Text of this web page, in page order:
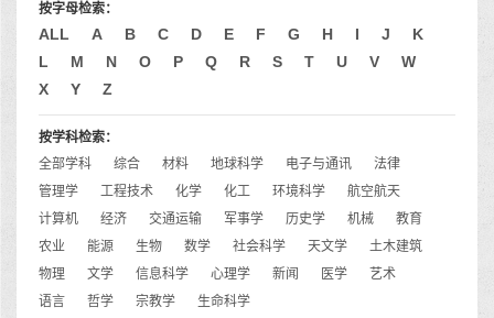
按字母检索：
ALL A B C D E F G H I J
K
L
M N O P Q R S T U V
W
X
Y Z
按学科检索：
全部学科
综合 材料 地球科学 电子与通讯
法律
管理学
工程技术 化学 化工 环境科学
航空航天
计算机
经济 交通运输 军事学 历史学 机械
教育
农业
能源 生物 数学 社会科学 天文学
土木建筑
物理
文学 信息科学 心理学 新闻 医学
艺术
语言
哲学 宗教学 生命科学